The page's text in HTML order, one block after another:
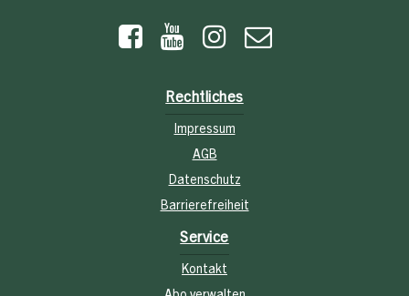
Rechtliches
Impressum
AGB
Datenschutz
Barrierefreiheit
Service
Kontakt